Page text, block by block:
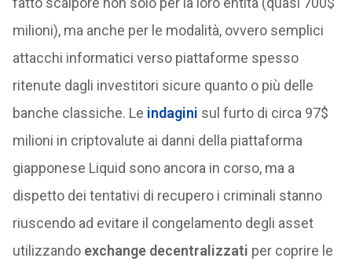
milioni), ma anche per le modalità, ovvero semplici
attacchi informatici verso piattaforme spesso
ritenute dagli investitori sicure quanto o più delle
banche classiche. Le indagini sul furto di circa 97$
milioni in criptovalute ai danni della piattaforma
giapponese Liquid sono ancora in corso, ma a
dispetto dei tentativi di recupero i criminali stanno
riuscendo ad evitare il congelamento degli asset
utilizzando exchange decentralizzati per coprire le